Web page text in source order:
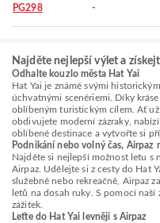
PG298 -
Najděte nejlepší výlet a
Odhalte kouzlo města Hat Yai
Hat Yai je známé svými
úchvatnými scenériemi. Díky
oblíbeným turistickým cílem. Ať
obdivujete moderní zázraky,
oblíbené destinace a vytvořte si
Podnikání nebo volný čas, Airpaz
Najděte si nejlepší možnost letu s
Airpaz. Udělejte si z cesty do Hat
služebně nebo rekreačně, Airpaz
letů na dosah ruky. S pomocí
zážitek.
Leťte do Hat Yai levněji s Airpaz